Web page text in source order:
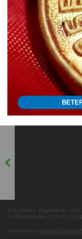
ВСЕ ПРАВА ЗАЩИЩЕНЫ 2006-
© УПРАВЛЕНИЕ СПОРТА
Developed by MEGA DESIGN-